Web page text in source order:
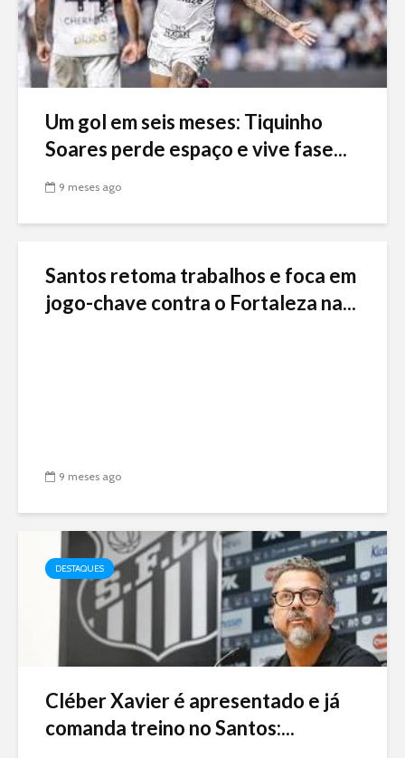
Um gol em seis meses: Tiquinho
Soares perde espaço e vive fase...
9 meses ago
Santos retoma trabalhos e foca em
jogo-chave contra o Fortaleza na...
9 meses ago
DESTAQUES
Cléber Xavier é apresentado e já
comanda treino no Santos:...